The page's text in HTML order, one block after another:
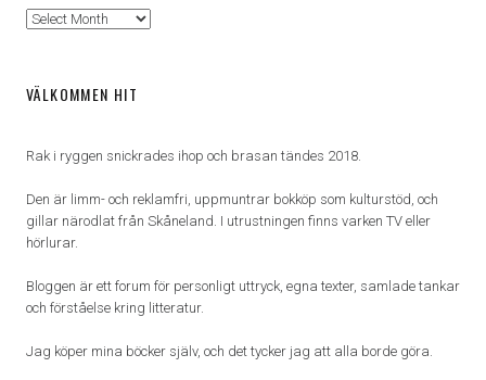
Arkiv
VÄLKOMMEN HIT
Rak i ryggen snickrades ihop och brasan tändes 2018.
Den är limm- och reklamfri, uppmuntrar bokköp som kulturstöd, och
gillar närodlat från Skåneland. I utrustningen finns varken TV eller
hörlurar.
Bloggen är ett forum för personligt uttryck, egna texter, samlade tankar
och förståelse kring litteratur.
Jag köper mina böcker själv, och det tycker jag att alla borde göra.